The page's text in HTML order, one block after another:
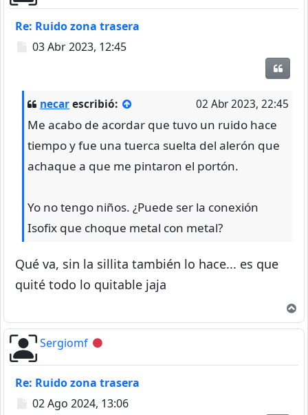
Re: Ruido zona trasera
Mensaje
03 Abr 2023, 12:45
necarescribió: 02 Abr 2023, 22:45
Me acabo de acordar que tuvo un ruido hace
tiempo y fue una tuerca suelta del alerón que
achaque a que me pintaron el portón.
Yo no tengo niños. ¿Puede ser la conexión
Isofix que choque metal con metal?
Qué va, sin la sillita también lo hace... es que
quité todo lo quitable jaja
Sergiomf Desconectado
Re: Ruido zona trasera
Mensaje
02 Ago 2024, 13:06